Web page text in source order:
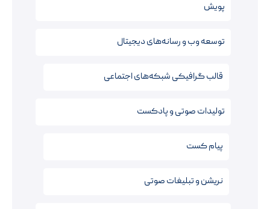
پویش
توسعه وب و رسانه‌های دیجیتال
قالب‌ گرافیکی شبکه‌های اجتماعی
تولیدات صوتی و پادکست
پیام کست
نریشن‌ و تبلیغات صوتی